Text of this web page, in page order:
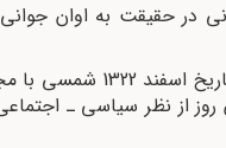
حقیقت به اوان
طبق نوشته آن مرحوم خود در
روز از نظر سیاسى ـ